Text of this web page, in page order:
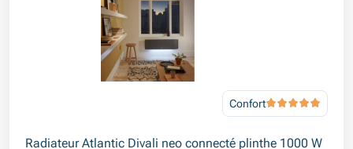
Confort
Radiateur Atlantic Divali neo connecté plinthe 1000 W